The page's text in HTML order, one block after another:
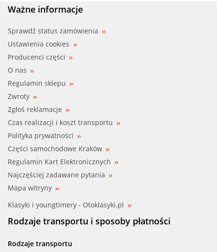
RENAU (8200 057 321)
VEMO (V46-73-0047)
WILMINK (WG1892810)
Ważne informacje
Sprawdź status zamówienia
Ustawienia cookies
Producenci części
O nas
Regulamin sklepu
Zwroty
Zgłoś reklamacje
Czas realizacji i koszt transportu
Polityka prywatności
Części samochodowe Kraków
Regulamin Kart Elektronicznych
Najczęściej zadawane pytania
Mapa witryny
Klasyki i youngtimery - Otoklasyki.pl
Rodzaje transportu i sposoby płatności
Rodzaje transportu